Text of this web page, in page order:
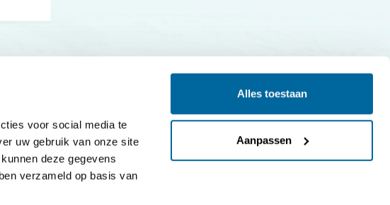
voor social media te
uw gebruik van onze site
deze gegevens
verzameld op basis van
Alles toestaan
Aanpassen